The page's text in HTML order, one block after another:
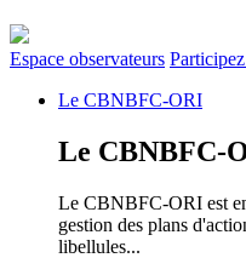
Espace observateurs
Le CBNBFC-ORI
Le CBNBFC-
Le CBNBFC-ORI est
gestion des plans
libellules...